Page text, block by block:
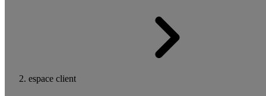
espace client